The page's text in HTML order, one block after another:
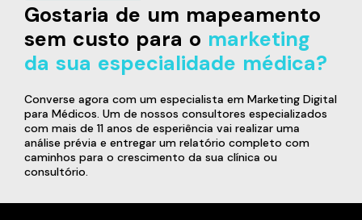
Gostaria de um mapeamento
sem custo para o marketing
da sua especialidade médica?
Converse agora com um especialista em Marketing Digital
para Médicos. Um de nossos consultores especializados
com mais de 11 anos de esperiência vai realizar uma
análise prévia e entregar um relatório completo com
caminhos para o crescimento da sua clínica ou
consultório.